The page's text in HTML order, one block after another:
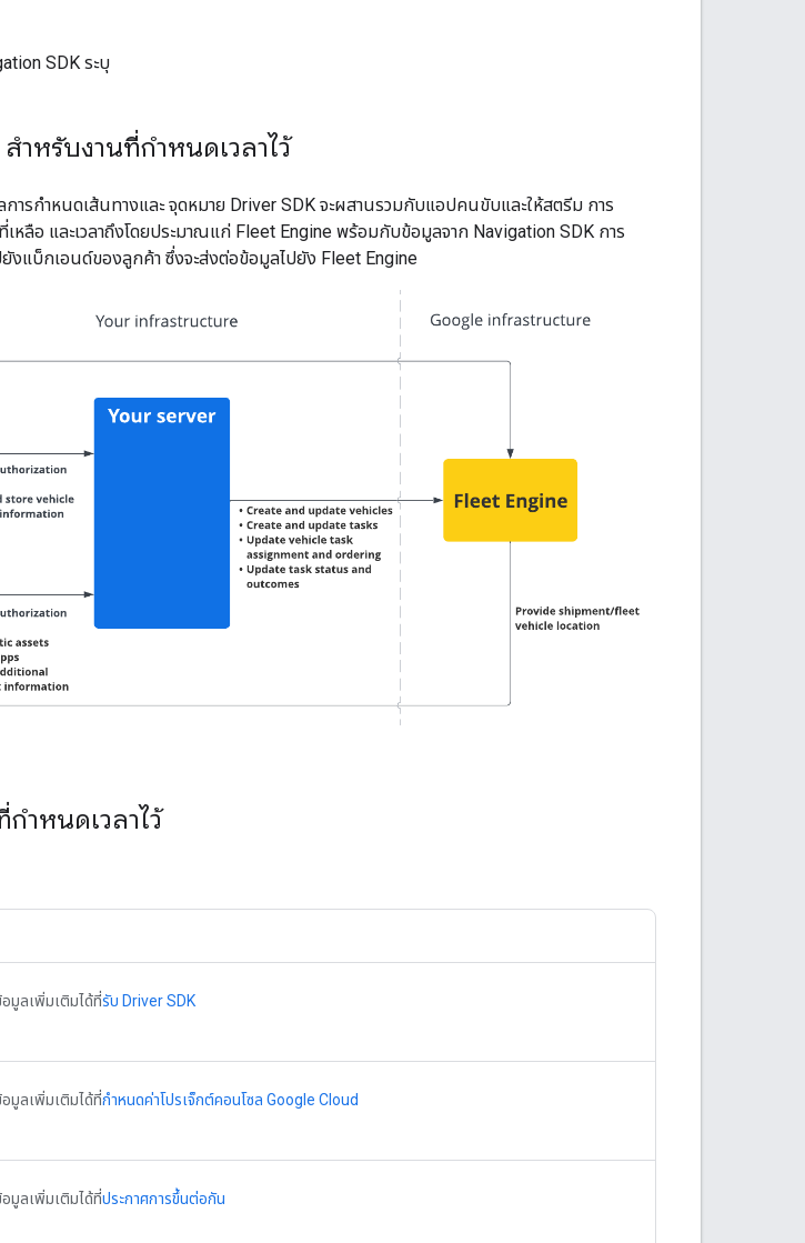
SDK ระบุ
สำหรับงานที่กำหนดเวลาไว้
การกำหนดเส้นทางและ จุดหมาย Driver SDK จะผสานรวมกับแอปคนขับและให้สตรีม การ
เหลือ และเวลาถึงโดยประมาณแก่ Fleet Engine พร้อมกับข้อมูลจาก Navigation SDK การ
งแบ็กเอนด์ของลูกค้า ซึ่งจะส่งต่อข้อมูลไปยัง Fleet Engine
กำหนดเวลาไว้
มูลเพิ่มเติมได้ที่รับ Driver SDK
มูลเพิ่มเติมได้ที่กำหนดค่าโปรเจ็กต์คอนโซล Google Cloud
มูลเพิ่มเติมได้ที่ประกาศการขึ้นต่อกัน